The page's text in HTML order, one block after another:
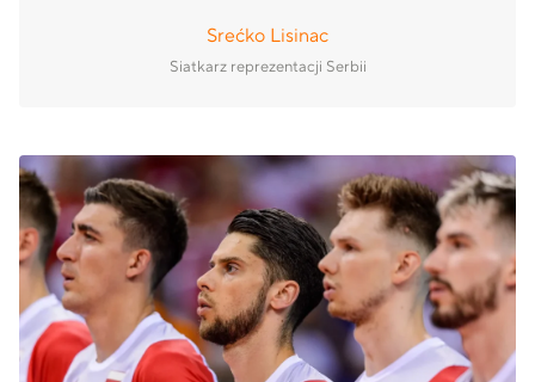
Srećko Lisinac
Siatkarz reprezentacji Serbii